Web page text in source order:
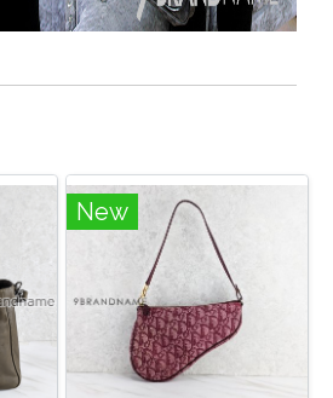
New